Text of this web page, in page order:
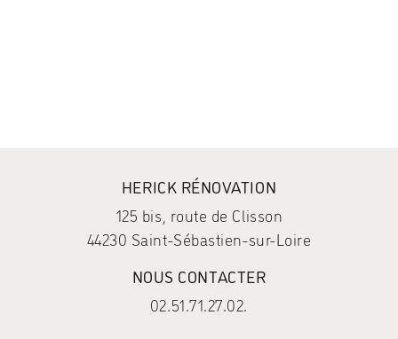
HERICK RÉNOVATION
125 bis, route de Clisson
44230 Saint-Sébastien-sur-Loire
NOUS CONTACTER
02.51.71.27.02.